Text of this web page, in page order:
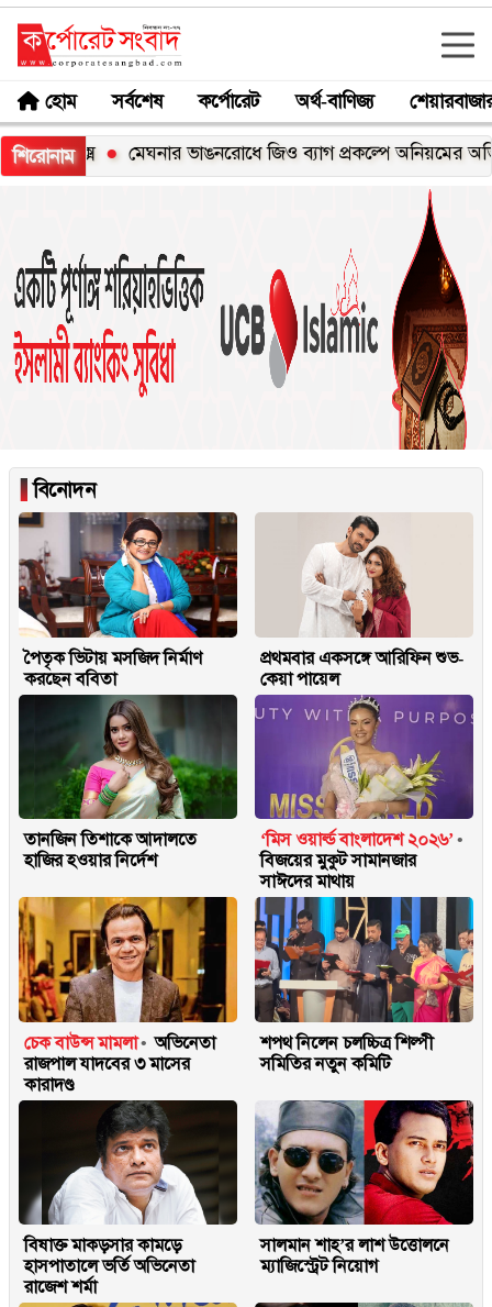
হোম সর্বশেষ কর্পোরেট অর্থ-বাণিজ্য
শিরোনাম মেঘনার ভাঙনরোধে জিও ব্যাগ প্রকল্পে অনিয়মের
▐বিনোদন
পৈতৃক ভিটায় মসজিদ নির্মাণ
করছেন ববিতা
প্রথমবার একসঙ্গে আরিফিন শুভ-
কেয়া পায়েল
তানজিন তিশাকে আদালতে
হাজির হওয়ার নির্দেশ
‘মিস ওয়ার্ল্ড বাংলাদেশ ২০২৬’
বিজয়ের মুকুট সামানজার
সাঈদের মাথায়
চেক বাউন্স মামলা
অভিনেতা
রাজপাল যাদবের ৩ মাসের
কারাদণ্ড
শপথ নিলেন চলচ্চিত্র শিল্পী
সমিতির নতুন কমিটি
বিষাক্ত মাকড়সার কামড়ে
হাসপাতালে ভর্তি অভিনেতা
রাজেশ শর্মা
সালমান শাহ’র লাশ উত্তোলনে
ম্যাজিস্ট্রেট নিয়োগ